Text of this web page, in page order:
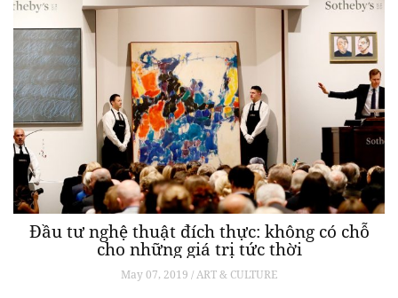
Đầu tư nghệ thuật đích thực: không có chỗ
cho những giá trị tức thời
May 07, 2019 / ART & CULTURE